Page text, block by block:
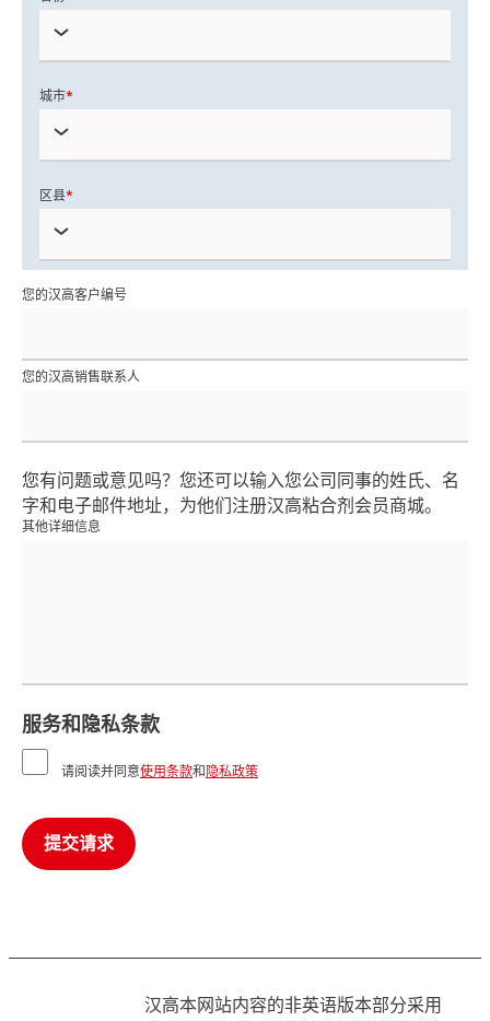
城市
区县
您的汉高客户编号
您的汉高销售联系人
您有问题或意见吗？您还可以输入您公司同事的姓氏、名
字和电子邮件地址，为他们注册汉高粘合剂会员商城。
其他详细信息
服务和隐私条款
请阅读并同意使用条款和 隐私政策
提交请求
汉高本网站内容的非英语版本部分采用